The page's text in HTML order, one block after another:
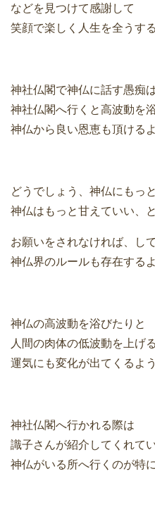
などを見つけて感謝して
笑顔で楽しく人生を全うす
神社仏閣で神仏に話す愚痴
神社仏閣へ行くと高波動を
神仏から良い恩恵も頂ける
どうでしょう、神仏にもっ
神仏はもっと甘えていい、
お願いをされなければ、し
神仏界のルールも存在する
神仏の高波動を浴びたりと
人間の肉体の低波動を上げ
運気にも変化が出てくるよ
神社仏閣へ行かれる際は
識子さんが紹介してくれて
神仏がいる所へ行くのが特